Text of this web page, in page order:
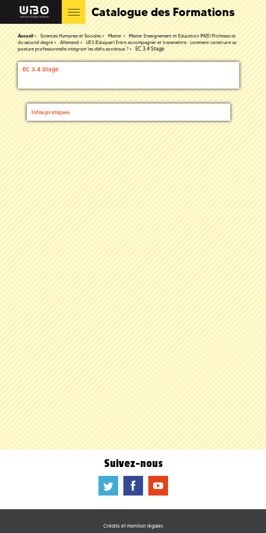
Catalogue des Formations
Accueil Sciences Humaines et Sociales Master
Master Enseignement et Education (M2E) Professorat
du second degré
Allemand
UE3 (Eduquer) Entre accompagner et transmettre : comment construire sa
posture professionnelle intégrant les défis sociétaux ?
EC 3.4 Stage
EC 3.4 Stage
Infos pratiques
Suivez-nous
a b f
Crédits et mention légales